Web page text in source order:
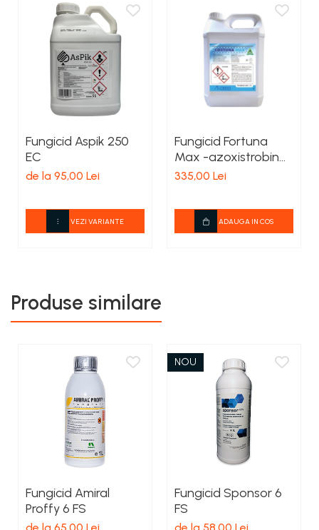
Fungicid Aspik 250
EC
de la 95,00 Lei
VEZI VARIANTE
Fungicid Fortuna
Max -azoxistrobin
250 g/L
335,00 Lei
ADAUGA IN COS
Produse similare
Fungicid Amiral
Proffy 6 FS
NOU
Fungicid Sponsor 6
FS